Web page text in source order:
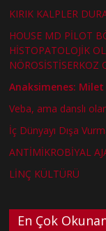
KIRIK KALPLER
HOUSE MD PİLOT
HİSTOPATOLOJİK
NÖROSİSTİSERKOZ
Anaksimenes:
Veba, ama danslı
İç Dünyayı Dışa
ANTİMİKROBİYAL
LİNÇ KÜLTÜRÜ
En Çok